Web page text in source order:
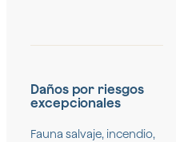
Daños por riesgos
excepcionales
Fauna salvaje, incendio,